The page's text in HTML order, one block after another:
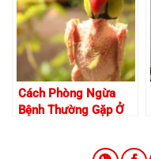
Cách Phòng Ngừa
Bệnh Thường Gặp Ở